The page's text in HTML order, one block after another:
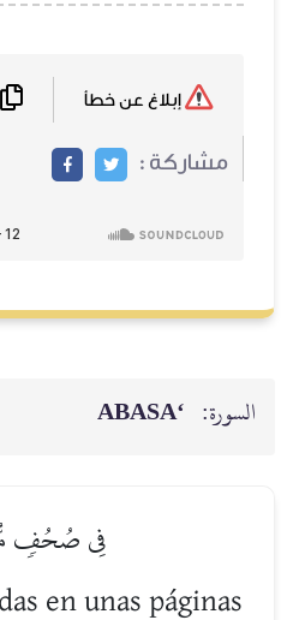
مشاركة :
السورة: ‘ABASA
فِي صُحُفٖ
en unas páginas